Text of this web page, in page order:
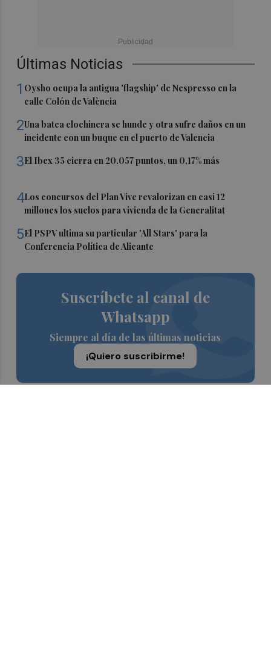
Últimas Noticias
1 Oysho ocupa la antigua 'flagship' de Nespresso en la
calle Colón de València
2Una batea clochinera se hunde y otra sufre daños en un
incidente con un buque en el puerto de Valencia
3El Ibex 35 cierra en 20.057 puntos, un 0,17% más
4Los concursos del Plan Vive revalorizan en casi 12
millones los suelos para vivienda de la Generalitat
5El PSPV ultima su particular 'All Stars' para la
Conferencia Política de Alicante
Suscríbete al canal de
Whatsapp
Siempre al día de las últimas noticias
¡Quiero suscribirme!